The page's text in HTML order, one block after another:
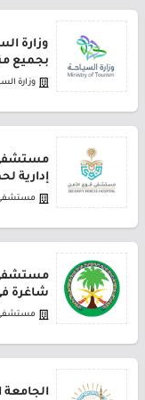
وزارة
بجميع
وزارة
مستشفى
إدارية
مستشفى
شاغرة
الجامعة